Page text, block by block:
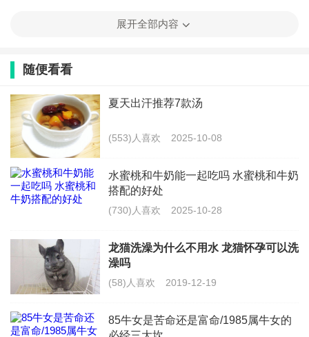
将面饼粉和调料粉混合在一起，加入适量的盐和色拉油，搅
拌均匀。此时，可以根据个人口味适当添加其他调料。
炒制炸面酱
将混合好的炸面酱放入平底锅中，用小火炒制。注意不要停
止搅拌，以免粉糊糊成团。炒制至颜色金黄，香味浓郁即可
将炸好的面酱放入细网筛子中，用勺子按压过筛，使其变成
全部过筛为止。
展开全部内容
随便看看
夏天出汗推荐7款汤
(553)人喜欢 2025-10-08
水蜜桃和牛奶能一起吃吗 水蜜桃和牛奶
搭配的好处
(730)人喜欢 2025-10-28
龙猫洗澡为什么不用水 龙猫怀孕可以洗
澡吗
(58)人喜欢 2019-12-19
85牛女是苦命还是富命/1985属牛女的